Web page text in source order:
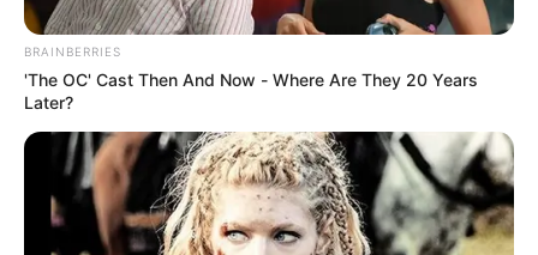
suspendió definitivamente la carretera al mar (Las
Ánimas-Nuquí) y explicóque está vía conectaría con el
Puerto de Tribugá.
BRAINBERRIES
'The OC' Cast Then And Now - Where Are They 20 Years
Later?